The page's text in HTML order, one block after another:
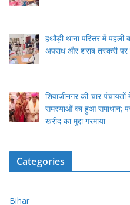
हथौड़ी थाना परिसर में
अपराध और शराब तस्करी पर
शिवाजीनगर की चार
समस्याओं का हुआ समाधान;
खरीद का मुद्दा गरमाया
Categories
Bihar